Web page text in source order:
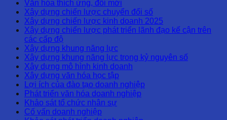
Văn hóa thích ứng, đổi mới
Xây dựng chiến lược chuyển đổi số
Xây dựng chiến lược kinh doanh 2025
Xây dựng chiến lược phát triển lãnh đạo kế cận trên
các cấp độ
Xây dựng khung năng lực
Xây dựng khung năng lực trong kỷ nguyên số
Xây dựng mô hình kinh doanh
Xây dựng văn hóa học tập
Lợi ích của đào tạo doanh nghiệp
Phát triển văn hóa doanh nghiệp
Khảo sát tổ chức nhân sự
Cố vấn doanh nghiệp